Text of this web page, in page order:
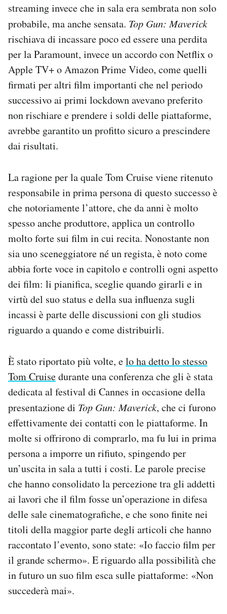
streaming invece che in sala era sembrata non solo
probabile, ma anche sensata. Top Gun: Maverick
rischiava di incassare poco ed essere una perdita
per la Paramount, invece un accordo con Netflix o
Apple TV+ o Amazon Prime Video, come quelli
firmati per altri film importanti che nel periodo
successivo ai primi lockdown avevano preferito
non rischiare e prendere i soldi delle piattaforme,
avrebbe garantito un profitto sicuro a prescindere
dai risultati.
La ragione per la quale Tom Cruise viene ritenuto
responsabile in prima persona di questo successo è
che notoriamente l’attore, che da anni è molto
spesso anche produttore, applica un controllo
molto forte sui film in cui recita. Nonostante non
sia uno sceneggiatore né un regista, è noto come
abbia forte voce in capitolo e controlli ogni aspetto
dei film: li pianifica, sceglie quando girarli e in
virtù del suo status e della sua influenza sugli
incassi è parte delle discussioni con gli studios
riguardo a quando e come distribuirli.
È stato riportato più volte, elo ha detto lo stesso
Tom Cruisedurante una conferenza che gli è stata
dedicata al festival di Cannes in occasione della
presentazione di Top Gun: Maverick, che ci furono
effettivamente dei contatti con le piattaforme. In
molte si offrirono di comprarlo, ma fu lui in prima
persona a imporre un rifiuto, spingendo per
un’uscita in sala a tutti i costi. Le parole precise
che hanno consolidato la percezione tra gli addetti
ai lavori che il film fosse un’operazione in difesa
delle sale cinematografiche, e che sono finite nei
titoli della maggior parte degli articoli che hanno
raccontato l’evento, sono state: «Io faccio film per
il grande schermo». E riguardo alla possibilità che
in futuro un suo film esca sulle piattaforme: «Non
succederà mai».